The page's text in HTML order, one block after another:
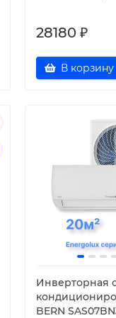
28180 ₽
В корзину
Инверторная
BERN